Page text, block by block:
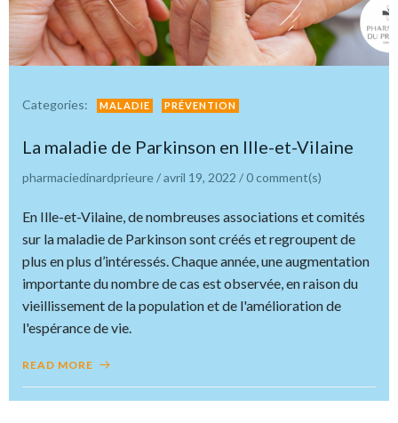
Categories: MALADIE PRÉVENTION
La maladie de Parkinson en Ille-et-Vilaine
pharmaciedinardprieure/avril 19, 2022 /0 comment(s)
En Ille-et-Vilaine, de nombreuses associations et comités
sur la maladie de Parkinson sont créés et regroupent de
plus en plus d’intéressés. Chaque année, une augmentation
importante du nombre de cas est observée, en raison du
vieillissement de la population et de l'amélioration de
l'espérance de vie.
READ MORE